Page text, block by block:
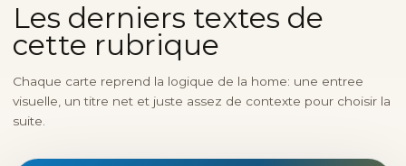
Les derniers textes de
cette rubrique
Chaque carte reprend la logique de la home: une entree
visuelle, un titre net et juste assez de contexte pour choisir la
suite.